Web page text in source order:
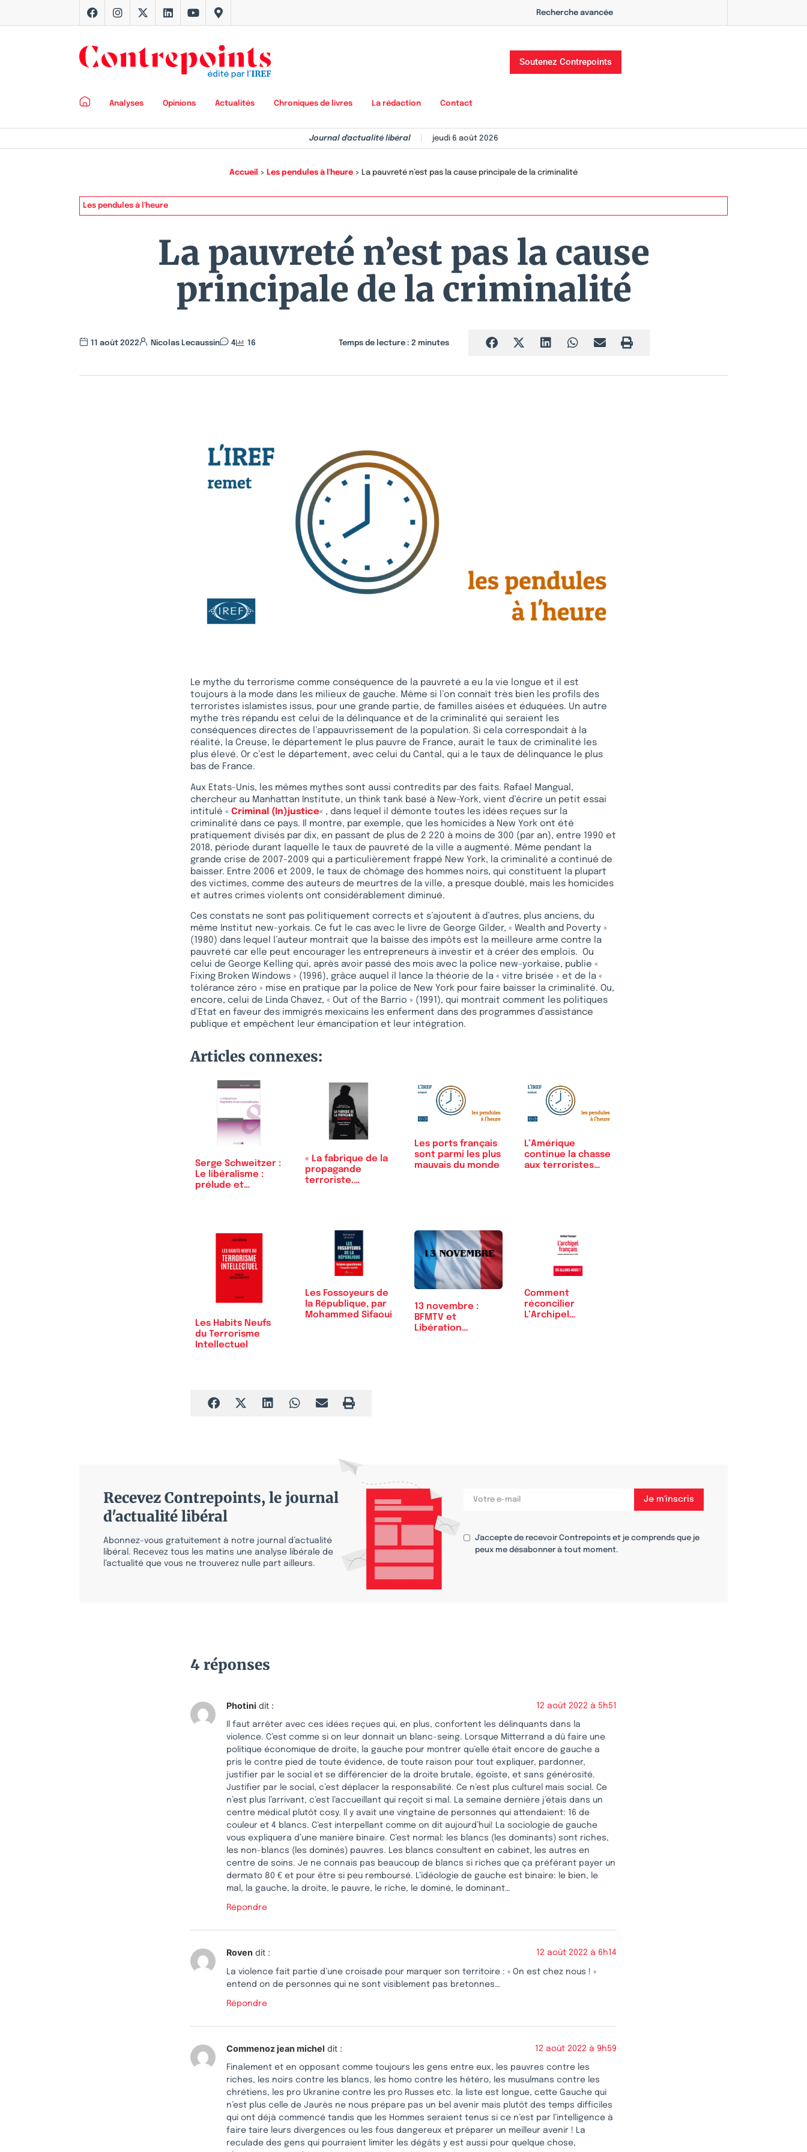
Recherche avancée
Soutenez Contrepoints
Analyses Opinions Actualités Chroniques de livres La rédaction Contact
Journal d'actualité libéral jeudi 6 août 2026
Accueil > Les pendules à l'heure > La pauvreté n’est pas la cause principale de la criminalité
Les pendules à l'heure
La pauvreté n’est pas la cause
principale de la criminalité
11 août 2022 Nicolas Lecaussin 4 16 Temps de lecture : 2 minutes
Le mythe du terrorisme comme conséquence de la pauvreté a eu la vie longue et il est
toujours à la mode dans les milieux de gauche. Même si l’on connaît très bien les profils des
terroristes islamistes issus, pour une grande partie, de familles aisées et éduquées. Un autre
mythe très répandu est celui de la délinquance et de la criminalité qui seraient les
conséquences directes de l’appauvrissement de la population. Si cela correspondait à la
réalité, la Creuse, le département le plus pauvre de France, aurait le taux de criminalité les
plus élevé. Or c’est le département, avec celui du Cantal, qui a le taux de délinquance le plus
bas de France.
Aux Etats-Unis, les mêmes mythes sont aussi contredits par des faits. Rafael Mangual,
chercheur au Manhattan Institute, un think tank basé à New-York, vient d’écrire un petit essai
intitulé « Criminal (In)justice« , dans lequel il démonte toutes les idées reçues sur la
criminalité dans ce pays. Il montre, par exemple, que les homicides à New York ont été
pratiquement divisés par dix, en passant de plus de 2 220 à moins de 300 (par an), entre 1990 et
2018, période durant laquelle le taux de pauvreté de la ville a augmenté. Même pendant la
grande crise de 2007-2009 qui a particulièrement frappé New York, la criminalité a continué de
baisser. Entre 2006 et 2009, le taux de chômage des hommes noirs, qui constituent la plupart
des victimes, comme des auteurs de meurtres de la ville, a presque doublé, mais les homicides
et autres crimes violents ont considérablement diminué.
Ces constats ne sont pas politiquement corrects et s’ajoutent à d’autres, plus anciens, du
même Institut new-yorkais. Ce fut le cas avec le livre de George Gilder, « Wealth and Poverty »
(1980) dans lequel l’auteur montrait que la baisse des impôts est la meilleure arme contre la
pauvreté car elle peut encourager les entrepreneurs à investir et à créer des emplois. Ou
celui de George Kelling qui, après avoir passé des mois avec la police new-yorkaise, publie «
Fixing Broken Windows » (1996), grâce auquel il lance la théorie de la « vitre brisée » et de la «
tolérance zéro » mise en pratique par la police de New York pour faire baisser la criminalité. Ou,
encore, celui de Linda Chavez, « Out of the Barrio » (1991), qui montrait comment les politiques
d’Etat en faveur des immigrés mexicains les enferment dans des programmes d’assistance
publique et empêchent leur émancipation et leur intégration.
Articles connexes:
Serge Schweitzer :
Le libéralisme :
prélude et…
« La fabrique de la
propagande
terroriste.
Les ports français
sont parmi les plus
mauvais du monde
L’Amérique
continue la chasse
aux terroristes
Les Habits Neufs
du Terrorisme
Intellectuel
Les Fossoyeurs de
la République, par
Mohammed Sifaoui
13 novembre :
BFMTV et
Libération
Comment
réconcilier
L’Archipel
Recevez Contrepoints, le journal
d'actualité libéral
Abonnez-vous gratuitement à notre journal d’actualité
libéral. Recevez tous les matins une analyse libérale de
l’actualité que vous ne trouverez nulle part ailleurs.
J'accepte de recevoir Contrepoints et je comprends que je
peux me désabonner à tout moment.
4 réponses
Photini dit : 12 août 2022 à 5h51
Il faut arrêter avec ces idées reçues qui, en plus, confortent les délinquants dans la
violence. C’est comme si on leur donnait un blanc-seing. Lorsque Mitterrand a dû faire une
politique économique de droite, la gauche pour montrer qu’elle était encore de gauche a
pris le contre pied de toute évidence, de toute raison pour tout expliquer, pardonner,
justifier par le social et se différencier de la droite brutale, égoïste, et sans générosité.
Justifier par le social, c’est déplacer la responsabilité. Ce n’est plus culturel mais social. Ce
n’est plus l’arrivant, c’est l’accueillant qui reçoit si mal. La semaine dernière j’étais dans un
centre médical plutôt cosy. Il y avait une vingtaine de personnes qui attendaient: 16 de
couleur et 4 blancs. C’est interpellant comme on dit aujourd’hui! La sociologie de gauche
vous expliquera d’une manière binaire. C’est normal: les blancs (les dominants) sont riches,
les non-blancs (les dominés) pauvres. Les blancs consultent en cabinet, les autres en
centre de soins. Je ne connais pas beaucoup de blancs si riches que ça préférant payer un
dermato 80 € et pour être si peu remboursé. L’idéologie de gauche est binaire: le bien, le
mal, la gauche, la droite, le pauvre, le riche, le dominé, le dominant…
Répondre
Roven dit : 12 août 2022 à 6h14
La violence fait partie d’une croisade pour marquer son territoire : « On est chez nous ! »
entend on de personnes qui ne sont visiblement pas bretonnes…
Répondre
Commenoz jean michel dit : 12 août 2022 à 9h59
Finalement et en opposant comme toujours les gens entre eux, les pauvres contre les
riches, les noirs contre les blancs, les homo contre les hétéro, les musulmans contre les
chrétiens, les pro Ukranine contre les pro Russes etc. la liste est longue, cette Gauche qui
n’est plus celle de Jaurès ne nous prépare pas un bel avenir mais plutôt des temps difficiles
qui ont déjà commencé tandis que les Hommes seraient tenus si ce n’est par l’intelligence à
faire taire leurs divergences ou les fous dangereux et préparer un meilleur avenir ! La
reculade des gens qui pourraient limiter les dégâts y est aussi pour quelque chose,